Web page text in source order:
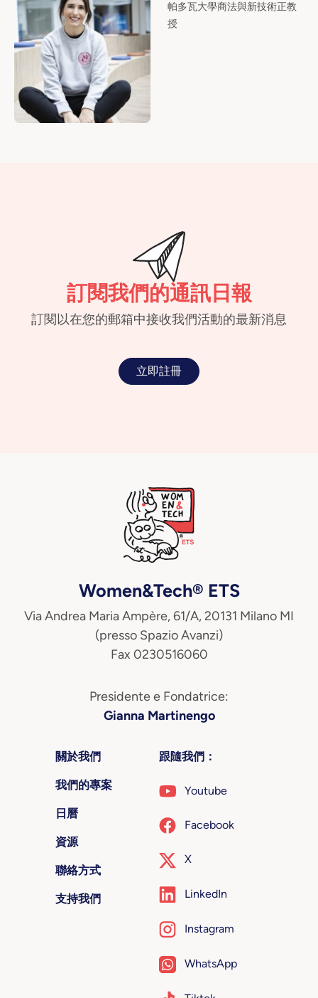
帕多瓦大學商法與新技術正教
授
訂閱我們的通訊日報
訂閱以在您的郵箱中接收我們活動的最新消息
立即註冊
Women&Tech® ETS
Via Andrea Maria Ampère, 61/A, 20131 Milano MI
(presso Spazio Avanzi)
Fax 0230516060
Presidente e Fondatrice:
Gianna Martinengo
關於我們
我們的專案
日曆
資源
聯絡方式
支持我們
跟隨我們：
Youtube
Facebook
X
LinkedIn
Instagram
WhatsApp